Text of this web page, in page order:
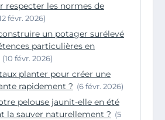
respecter les normes de
févr. 2026)
un potager surélevé
particulières en
(10 févr. 2026)
planter pour créer une
rapidement ? (6 févr. 2026)
pelouse jaunit-elle en été
la sauver naturellement ? (5